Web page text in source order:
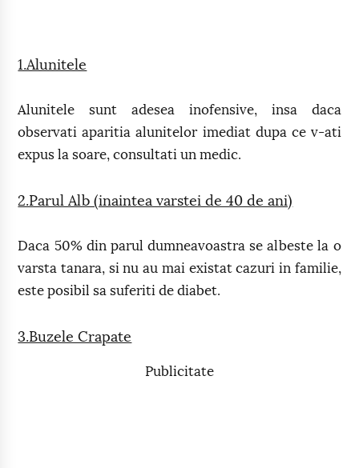
1.Alunitele
Alunitele sunt adesea inofensive, insa daca
observati aparitia alunitelor imediat dupa ce v-ati
expus la soare, consultati un medic.
2.Parul Alb (inaintea varstei de 40 de ani)
Daca 50% din parul dumneavoastra se albeste la o
varsta tanara, si nu au mai existat cazuri in familie,
este posibil sa suferiti de diabet.
3.Buzele Crapate
Publicitate